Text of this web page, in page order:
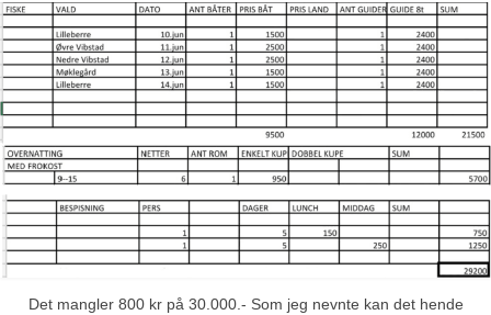
Vår YouTube-kanal
våre filmer
Det mangler 800 kr på 30.000.- Som jeg nevnte kan det hende